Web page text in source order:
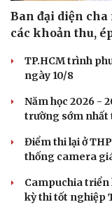
Cải chính
Ban đại diện
các khoản thu,
TP.HCM trình
ngày 10/8
Năm học 2026 -
trường sớm nhất
Điểm thi lại ở
thống camera
Campuchia triển
kỳ thi tốt nghiệp